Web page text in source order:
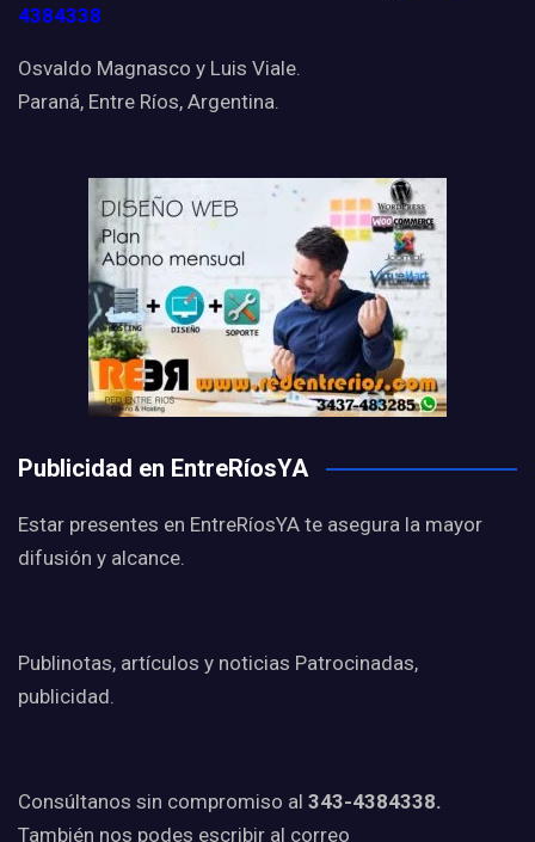
4384338
Osvaldo Magnasco y Luis Viale.
Paraná, Entre Ríos, Argentina.
Publicidad en EntreRíosYA
Estar presentes en EntreRíosYA te asegura la mayor
difusión y alcance.
Publinotas, artículos y noticias Patrocinadas,
publicidad.
Consúltanos sin compromiso al 343-4384338.
También nos podes escribir al correo